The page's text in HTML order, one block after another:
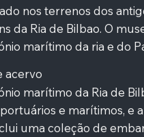
nos terrenos dos
da Ria de Bilbao. O
marítimo da ria e do
acervo
marítimo da Ria de
e marítimos, e
uma coleção de